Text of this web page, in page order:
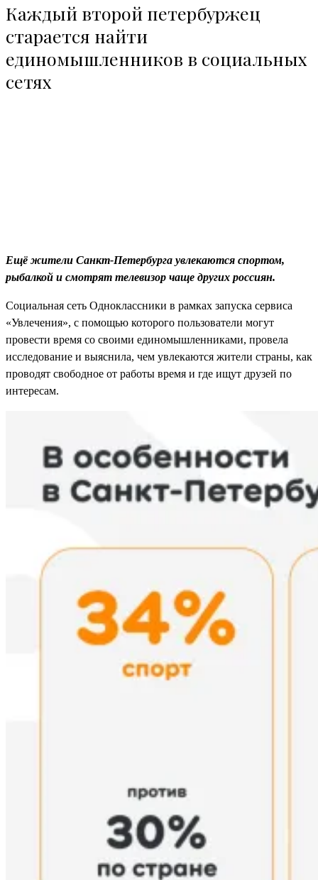
Каждый второй петербуржец
старается найти
единомышленников в социальных
сетях
Ещё жители Санкт-Петербурга увлекаются спортом,
рыбалкой и смотрят телевизор чаще других россиян.
Социальная сеть Одноклассники в рамках запуска сервиса
«Увлечения», с помощью которого пользователи могут
провести время со своими единомышленниками, провела
исследование и выяснила, чем увлекаются жители страны, как
проводят свободное от работы время и где ищут друзей по
интересам.